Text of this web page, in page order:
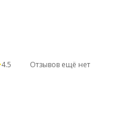
4.5 Отзывов ещё нет